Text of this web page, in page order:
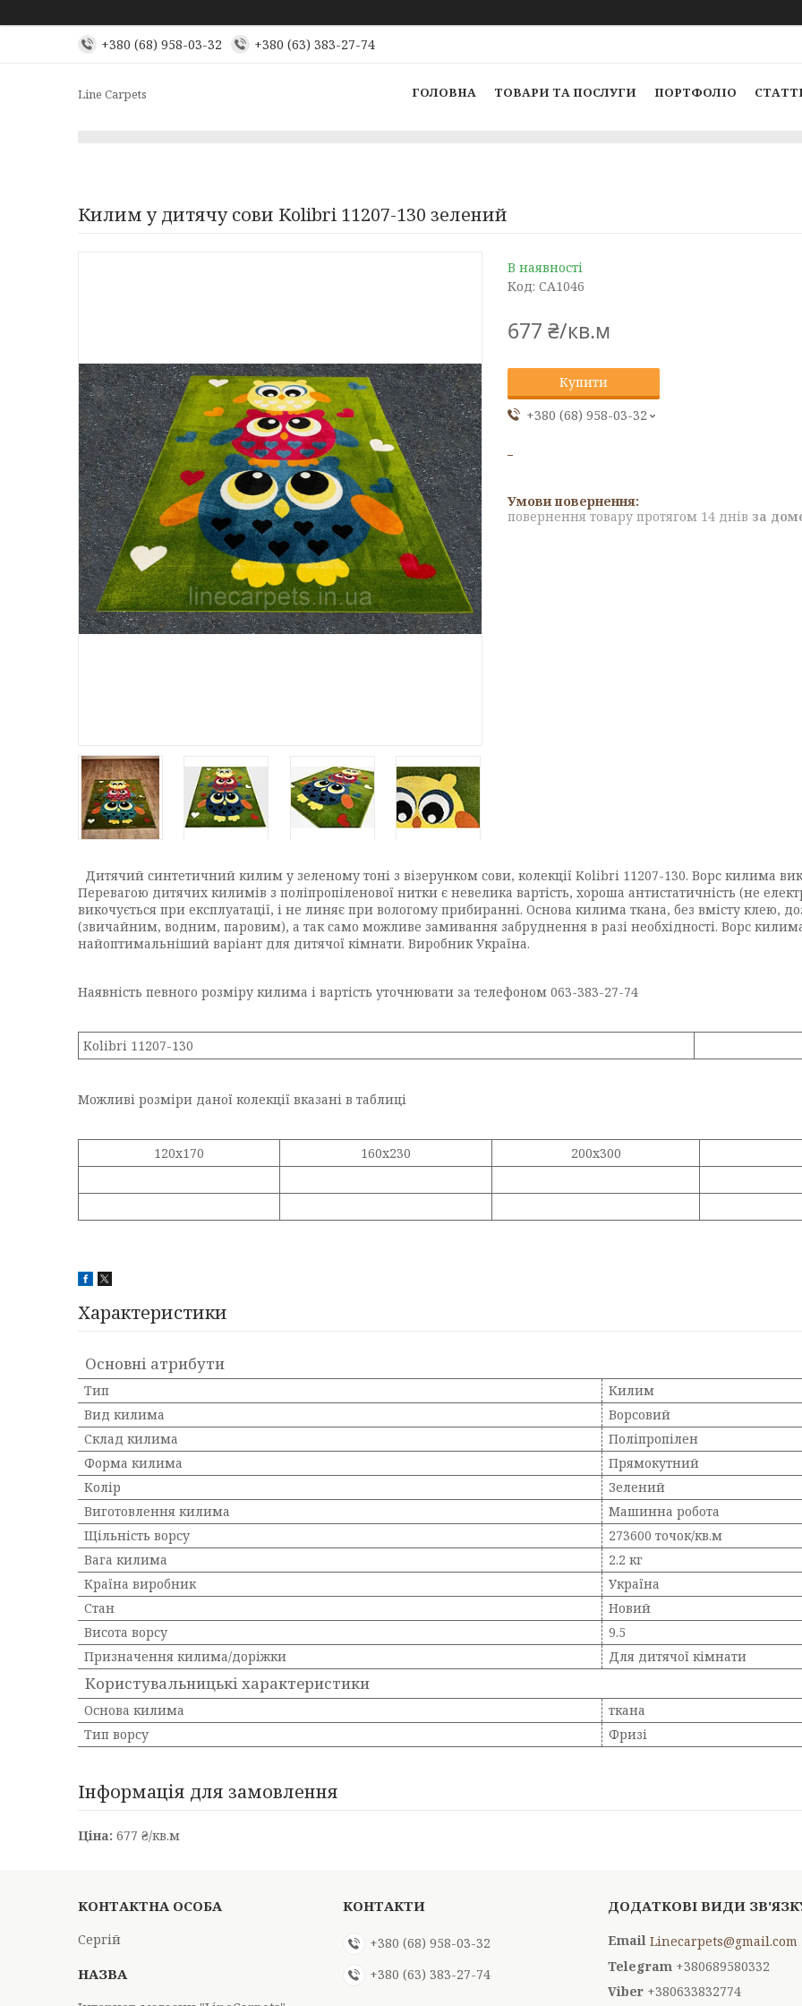
+380 (68) 958-03-32 +380 (63) 383-27-74
Line Carpets ГОЛОВНА ТОВАРИ ТА ПОСЛУГИ ПОРТФОЛІО
Килим у дитячу сови Kolibri 11207-130 зелений
В наявності
Код: СA1046
677 ₴/кв.м
Купити
+380 (68) 958-03-32
повернення товару протягом 14 днів за
Дитячий синтетичний килим у зеленому тоні з візерунком сови, колекції Kolibri 11207-130. Ворс килима
Перевагою дитячих килимів з поліпропіленової нитки є невелика вартість, хороша антистатичність (не
викочується при експлуатації, і не линяє при вологому прибиранні. Основа килима ткана, без вмісту клею,
(звичайним, водним, паровим), а так само можливе замивання забруднення в разі необхідності. Ворс
найоптимальніший варіант для дитячої кімнати. Виробник Україна.
Наявність певного розміру килима і вартість уточнювати за телефоном 063-383-27-74
Kolibri 11207-130
Можливі розміри даної колекції вказані в таблиці
120х170 160x230 200x300
Характеристики
Основні атрибути
Тип
Килим
Вид килима
Ворсовий
Склад килима
Поліпропілен
Форма килима
Прямокутний
Колір
Зелений
Виготовлення килима
Машинна робота
Щільність ворсу
273600 точок/кв.м
Вага килима
2.2 кг
Країна виробник
Україна
Стан
Новий
Висота ворсу
9.5
Призначення килима/доріжки
Для дитячої кімнати
Користувальницькі характеристики
Основа килима
ткана
Тип ворсу
Фризі
Інформація для замовлення
Ціна: 677 ₴/кв.м
Сергій
+380 (68) 958-03-32
+380 (63) 383-27-74
Linecarpets@gmail.com
+380689580332
+380633832774